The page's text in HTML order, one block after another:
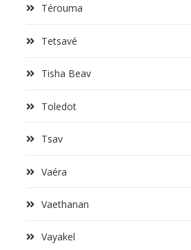
Térouma
Tetsavé
Tisha Beav
Toledot
Tsav
Vaéra
Vaethanan
Vayakel